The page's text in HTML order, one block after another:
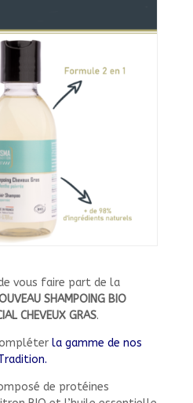
vous faire part de la
SHAMPOING BIO
CHEVEUX GRAS.
la gamme de nos
de protéines